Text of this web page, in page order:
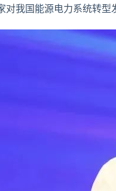
我国能源电力系统转型